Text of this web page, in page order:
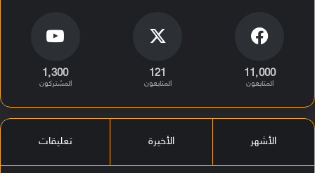
11٬000
المتابعون
121
المتابعون
1٬300
المشتركون
الأشهر الأخيرة تعليقات